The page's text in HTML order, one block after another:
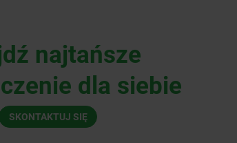
najtańsze
dla siebie
SKONTAKTUJ SIĘ